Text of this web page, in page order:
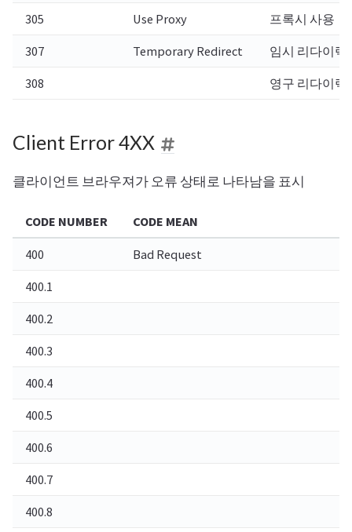
305 Use Proxy 프록시 사용
307 Temporary Redirect 임시 리다이렉
308 영구 리다이렉
Client Error 4XX
클라이언트 브라우져가 오류 상태로 나타남을 표시
CODE NUMBER CODE MEAN
400 Bad Request
400.1
400.2
400.3
400.4
400.5
400.6
400.7
400.8